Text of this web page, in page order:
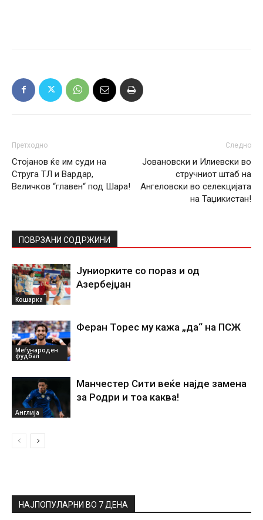
Претходно
Стојанов ќе им суди на
Струга ТЛ и Вардар,
Величков “главен“ под Шара!
Следно
Јовановски и Илиевски во
стручниот штаб на
Ангеловски во селекцијата
на Таџикистан!
ПОВРЗАНИ СОДРЖИНИ
Кошарка
Јуниорките со пораз и од
Азербејџан
Меѓународен
фудбал
Феран Торес му кажа „да“ на ПСЖ
Англија
Манчестер Сити веќе најде замена
за Родри и тоа каква!
НАЈПОПУЛАРНИ ВО 7 ДЕНА